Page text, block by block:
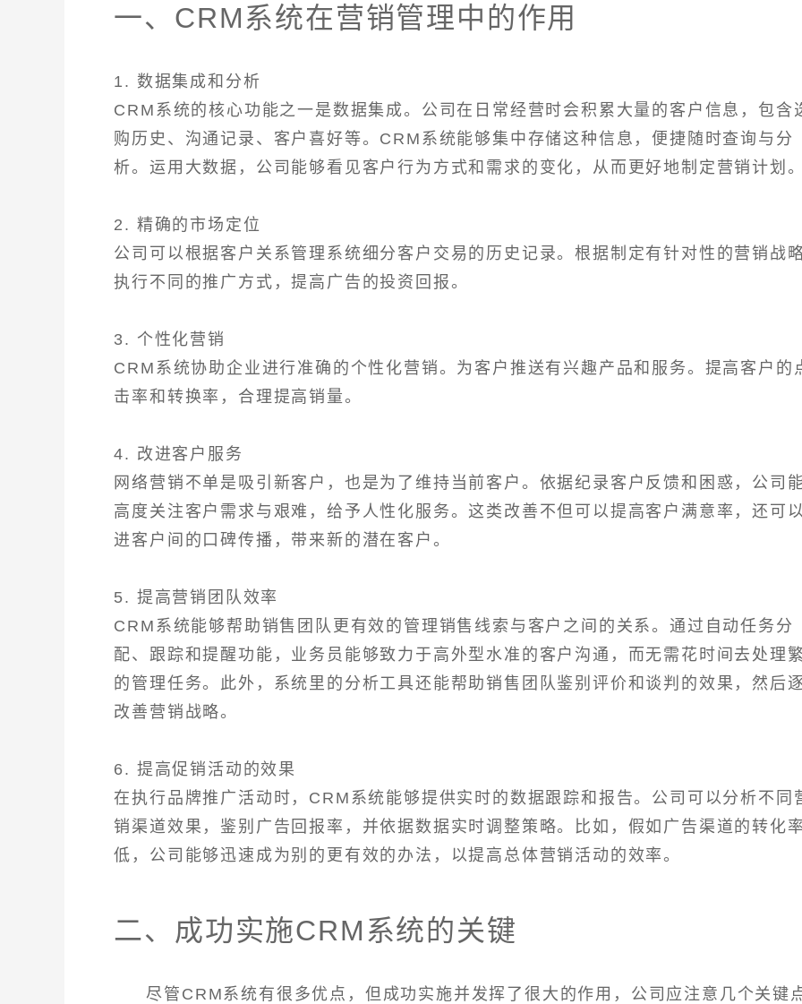
一、CRM系统在营销管理中的作用
1. 数据集成和分析
CRM系统的核心功能之一是数据集成。公司在日常经营时会积累大量的客户信息，包含
购历史、沟通记录、客户喜好等。CRM系统能够集中存储这种信息，便捷随时查询与分
析。运用大数据，公司能够看见客户行为方式和需求的变化，从而更好地制定营销计划
2. 精确的市场定位
公司可以根据客户关系管理系统细分客户交易的历史记录。根据制定有针对性的营销战
执行不同的推广方式，提高广告的投资回报。
3. 个性化营销
CRM系统协助企业进行准确的个性化营销。为客户推送有兴趣产品和服务。提高客户的
击率和转换率，合理提高销量。
4. 改进客户服务
网络营销不单是吸引新客户，也是为了维持当前客户。依据纪录客户反馈和困惑，公司
高度关注客户需求与艰难，给予人性化服务。这类改善不但可以提高客户满意率，还可
进客户间的口碑传播，带来新的潜在客户。
5. 提高营销团队效率
CRM系统能够帮助销售团队更有效的管理销售线索与客户之间的关系。通过自动任务分
配、跟踪和提醒功能，业务员能够致力于高外型水准的客户沟通，而无需花时间去处理
的管理任务。此外，系统里的分析工具还能帮助销售团队鉴别评价和谈判的效果，然后
改善营销战略。
6. 提高促销活动的效果
在执行品牌推广活动时，CRM系统能够提供实时的数据跟踪和报告。公司可以分析不同
销渠道效果，鉴别广告回报率，并依据数据实时调整策略。比如，假如广告渠道的转化
低，公司能够迅速成为别的更有效的办法，以提高总体营销活动的效率。
二、成功实施CRM系统的关键
尽管CRM系统有很多优点，但成功实施并发挥了很大的作用，公司应注意几个关键